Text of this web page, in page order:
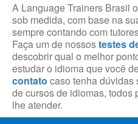
A Language Trainers Brasil
sob medida, com base na
sempre contando com
Faça um de nossostestes
descobrir qual o melhor
estudar o idioma que você
contato caso tenha dúvidas
de cursos de idiomas,
lhe atender.